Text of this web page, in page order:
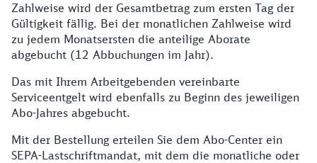
Zahlweise wird der Gesamtbetrag zum ersten Tag der
Gültigkeit fällig. Bei der monatlichen Zahlweise wird
zu jedem Monatsersten die anteilige Aborate
abgebucht (12 Abbuchungen im Jahr).
Das mit Ihrem Arbeitgebenden vereinbarte
Serviceentgelt wird ebenfalls zu Beginn des jeweiligen
Abo-Jahres abgebucht.
Mit der Bestellung erteilen Sie dem Abo-Center ein
SEPA-Lastschriftmandat, mit dem die monatliche oder